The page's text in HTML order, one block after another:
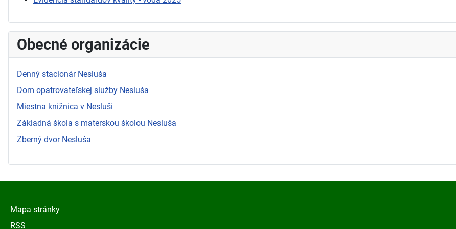
Obecné organizácie
Denný stacionár Nesluša
Dom opatrovateľskej služby Nesluša
Miestna knižnica v Nesluši
Základná škola s materskou školou Nesluša
Zberný dvor Nesluša
Mapa stránky
RSS